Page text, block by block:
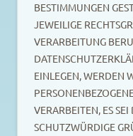
BESTIMMUNGEN
JEWEILIGE
VERARBEITUNG
EINLEGEN, WERDEN
VERARBEITEN, ES
SCHUTZWÜRDIGE